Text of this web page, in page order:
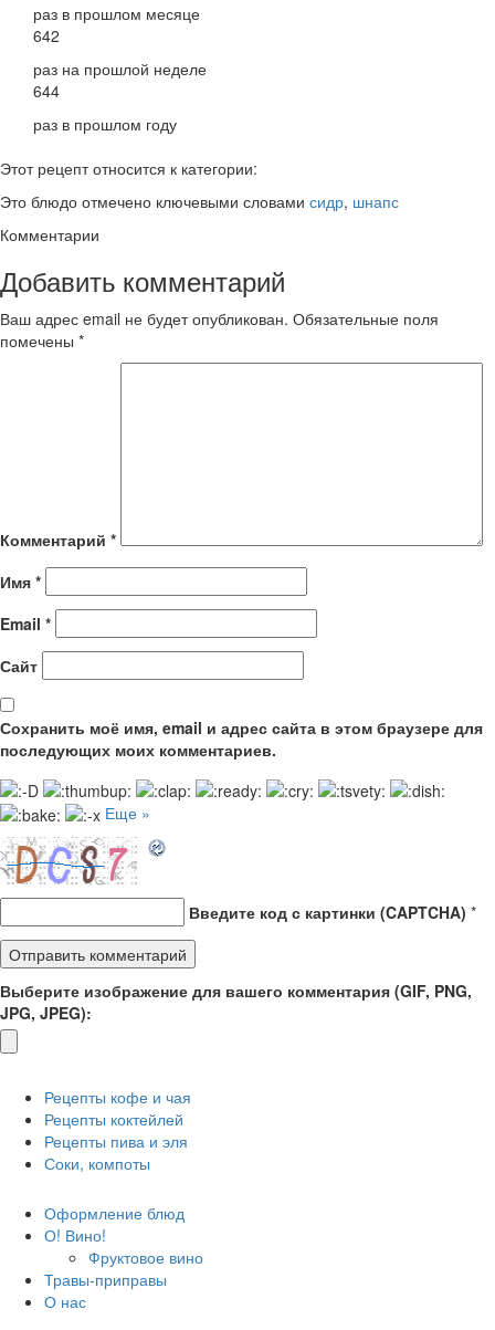
раз в прошлом месяце
642
раз на прошлой неделе
644
раз в прошлом году
Этот рецепт относится к категории:
Это блюдо отмечено ключевыми словами сидр, шнапс
Комментарии
Добавить комментарий
Ваш адрес email не будет опубликован. Обязательные поля
помечены *
Комментарий *
Имя *
Email *
Сайт
Сохранить моё имя, email и адрес сайта в этом браузере для
последующих моих комментариев.
Еще »
Введите код с картинки (CAPTCHA) *
Выберите изображение для вашего комментария (GIF, PNG,
JPG, JPEG):
Рецепты кофе и чая
Рецепты коктейлей
Рецепты пива и эля
Соки, компоты
Оформление блюд
О! Вино!
Фруктовое вино
Травы-приправы
О нас